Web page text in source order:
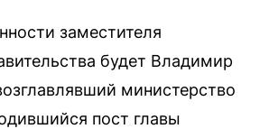
заместителя
будет Владимир
министерство
пост главы